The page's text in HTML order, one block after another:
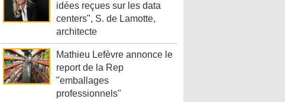
idées reçues sur les data
centers", S. de Lamotte,
architecte
Mathieu Lefèvre annonce le
report de la Rep
"emballages
professionnels"